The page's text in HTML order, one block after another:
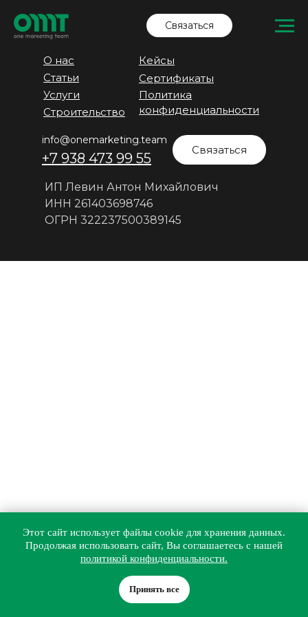
Связаться
Этот сайт использует файлы cookie для хранения данных.
Продолжая использовать сайт, Вы соглашаетесь с нашей
политикой конфиденциальности.
Принять все
О нас
info@onemarketing.team
+7 938 473 99 55
Услуги
Сертификаты
Кейсы
Статьи
Связаться
Политика
конфиденциальности
ИП Левин Антон Михайлович
ИНН 261403698746
ОГРН 322237500389145
Строительство